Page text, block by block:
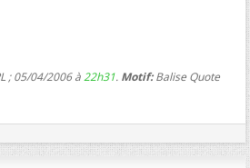
; 05/04/2006 à22h31. Motif:Balise Quote